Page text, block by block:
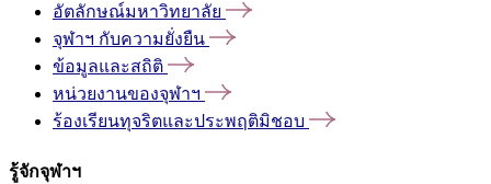
อัตลักษณ์มหาวิทยาลัย
จุฬาฯ กับความยั่งยืน
ข้อมูลและสถิติ
หน่วยงานของจุฬาฯ
ร้องเรียนทุจริตและประพฤติมิชอบ
รู้จักจุฬาฯ